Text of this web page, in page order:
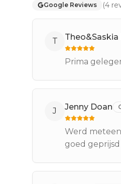
Google Reviews (4
T Theo&Saskia
Prima
J Jenny Doan
Werd
goed